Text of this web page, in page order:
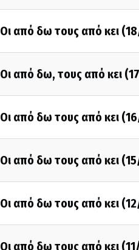
Οι από δω τους από κει
Οι από δω, τους από κει
Οι από δω τους από κει
Οι από δω τους από κει
Οι από δω τους από κει
Οι από δω τους από κει